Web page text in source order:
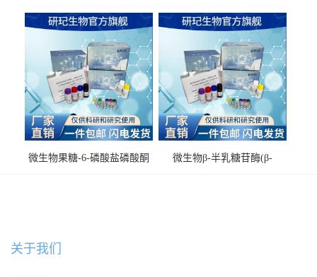
微生物果糖-6-磷酸盐磷酸酮
微生物β-半乳糖苷酶(β-
关于我们